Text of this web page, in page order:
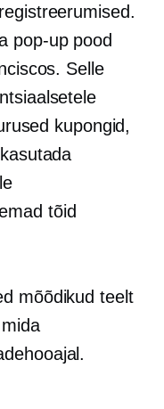
registreerumised.
pop-uppood
Selle
kupongid,
tõid
mõõdikud teelt